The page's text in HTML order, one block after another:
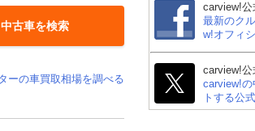
中古車を検索
ーの車買取相場を調べる
carview!
最新のク
w!オフィ
carview!公
carview!の
トする公